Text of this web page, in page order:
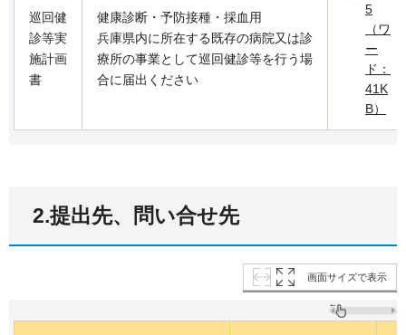
巡回健
診等実
施計画
書
健康診断・予防接種・採血用
兵庫県内に所在する既存の病院又は診
療所の事業として巡回健診等を行う場
合に届出ください
5
（ワ
ー
ド：
41K
B）
2.提出先、問い合せ先
画面サイズで表示